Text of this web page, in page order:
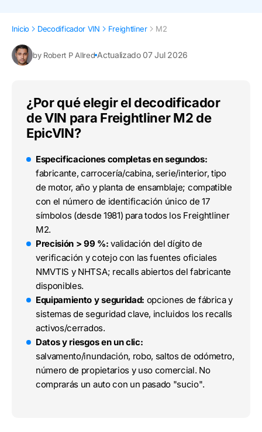
Inicio Decodificador VIN Freightliner M2
by Robert P Allred Actualizado 07 Jul 2026
¿Por qué elegir el decodificador
de VIN para Freightliner M2 de
EpicVIN?
Especificaciones completas en segundos:
fabricante, carrocería/cabina, serie/interior, tipo
de motor, año y planta de ensamblaje; compatible
con el número de identificación único de 17
símbolos (desde 1981) para todos los Freightliner
M2.
Precisión > 99 %: validación del dígito de
verificación y cotejo con las fuentes oficiales
NMVTIS y NHTSA; recalls abiertos del fabricante
disponibles.
Equipamiento y seguridad: opciones de fábrica y
sistemas de seguridad clave, incluidos los recalls
activos/cerrados.
Datos y riesgos en un clic:
salvamento/inundación, robo, saltos de odómetro,
número de propietarios y uso comercial. No
comprarás un auto con un pasado "sucio".